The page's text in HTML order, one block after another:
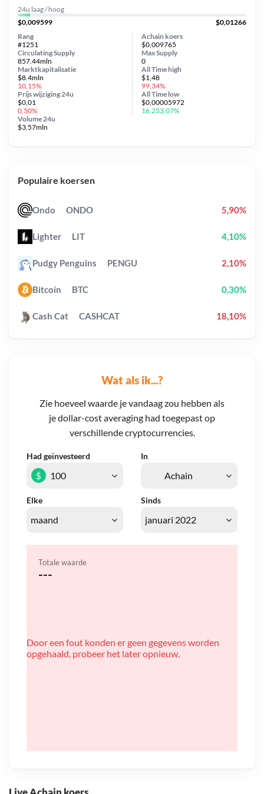
Wat als ik...?
Zie hoeveel waarde je vandaag zou hebben als
je dollar-cost averaging had toegepast op
verschillende cryptocurrencies.
Had geïnvesteerd In
Elke Sinds
$
Totale waarde
---
Door een fout konden er geen gegevens worden
opgehaald, probeer het later opnieuw.
24u laag / hoog
$0,009599
$0,01266
Achain koers
$0,009765
Circulating Supply
857.44mln
Prijs wijziging 24u
$0,01
0,50%
Max Supply
0
Marktkapitalisatie
$8.4mln
10,15%
Volume 24u
$3.57mln
Rang
#1251
All Timehigh
$1,48
99,34%
All Time low
$0,00005972
16.253,07%
Populaire koersen
Ondo ONDO 5,90%
Lighter LIT 4,10%
Pudgy Penguins PENGU 2,10%
Bitcoin BTC 0,30%
Cash Cat CASHCAT 18,10%